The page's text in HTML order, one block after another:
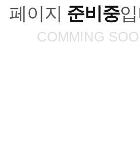
페이지 준비중
COMMING